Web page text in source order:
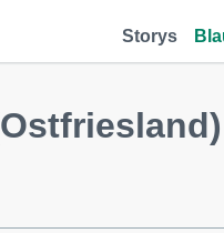
Storys